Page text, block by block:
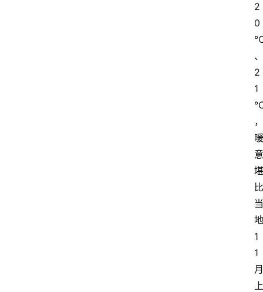
2
0
、
2
1
，
暖
意
堪
比
当
地
1
1
月
上